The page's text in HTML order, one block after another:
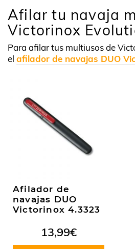
Afilar tu navaja
Victorinox
Para afilar tus multiusos de
el afilador de navajas DUO
Afilador de
navajas DUO
Victorinox 4.3323
13,99€